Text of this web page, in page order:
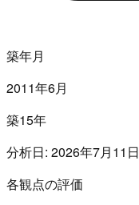
築年月
2011年6月
築15年
分析日: 2026年7月11日
各観点の評価